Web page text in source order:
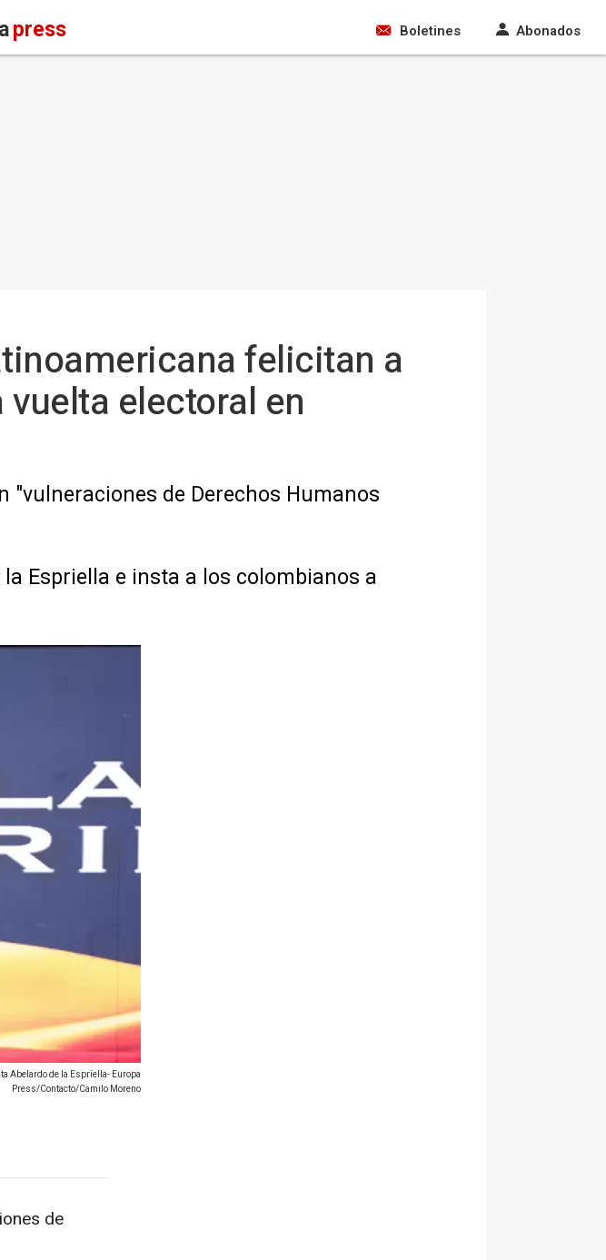
press Boletines Abonados
felicitan a
electoral en
"vulneraciones de Derechos Humanos
Espriella e insta a los colombianos a
Abelardo de la Espriella- Europa
Press/Contacto/Camilo Moreno
de